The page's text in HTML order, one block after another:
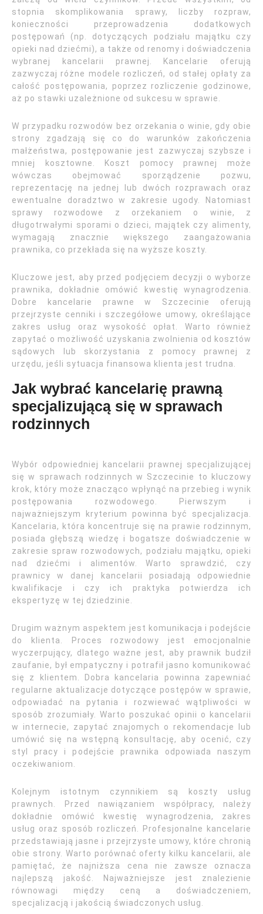
stopnia skomplikowania sprawy, liczby rozpraw,
konieczności przeprowadzenia dodatkowych
postępowań (np. dotyczących podziału majątku czy
opieki nad dziećmi), a także od renomy i doświadczenia
wybranej kancelarii prawnej. Kancelarie oferują
zazwyczaj różne modele rozliczeń, od stałej opłaty za
całość postępowania, poprzez rozliczenie godzinowe,
aż po stawki uzależnione od sukcesu w sprawie.
W przypadku rozwodów bez orzekania o winie, gdy obie
strony zgadzają się co do warunków zakończenia
małżeństwa, postępowanie jest zazwyczaj szybsze i
mniej kosztowne. Koszt pomocy prawnej może
wówczas obejmować sporządzenie pozwu,
reprezentację na jednej lub dwóch rozprawach oraz
ewentualne doradztwo w zakresie ugody. Natomiast
sprawy rozwodowe z orzekaniem o winie, z
długotrwałymi sporami o dzieci, majątek czy alimenty,
wymagają znacznie większego zaangażowania
prawnika, co przekłada się na wyższe koszty.
Kluczowe jest, aby przed podjęciem decyzji o wyborze
prawnika, dokładnie omówić kwestię wynagrodzenia.
Dobre kancelarie prawne w Szczecinie oferują
przejrzyste cenniki i szczegółowe umowy, określające
zakres usług oraz wysokość opłat. Warto również
zapytać o możliwość uzyskania zwolnienia od kosztów
sądowych lub skorzystania z pomocy prawnej z
urzędu, jeśli sytuacja finansowa klienta jest trudna.
Jak wybrać kancelarię prawną
specjalizującą się w sprawach
rodzinnych
Wybór odpowiedniej kancelarii prawnej specjalizującej
się w sprawach rodzinnych w Szczecinie to kluczowy
krok, który może znacząco wpłynąć na przebieg i wynik
postępowania rozwodowego. Pierwszym i
najważniejszym kryterium powinna być specjalizacja.
Kancelaria, która koncentruje się na prawie rodzinnym,
posiada głębszą wiedzę i bogatsze doświadczenie w
zakresie spraw rozwodowych, podziału majątku, opieki
nad dziećmi i alimentów. Warto sprawdzić, czy
prawnicy w danej kancelarii posiadają odpowiednie
kwalifikacje i czy ich praktyka potwierdza ich
ekspertyzę w tej dziedzinie.
Drugim ważnym aspektem jest komunikacja i podejście
do klienta. Proces rozwodowy jest emocjonalnie
wyczerpujący, dlatego ważne jest, aby prawnik budził
zaufanie, był empatyczny i potrafił jasno komunikować
się z klientem. Dobra kancelaria powinna zapewniać
regularne aktualizacje dotyczące postępów w sprawie,
odpowiadać na pytania i rozwiewać wątpliwości w
sposób zrozumiały. Warto poszukać opinii o kancelarii
w internecie, zapytać znajomych o rekomendacje lub
umówić się na wstępną konsultację, aby ocenić, czy
styl pracy i podejście prawnika odpowiada naszym
oczekiwaniom.
Kolejnym istotnym czynnikiem są koszty usług
prawnych. Przed nawiązaniem współpracy, należy
dokładnie omówić kwestię wynagrodzenia, zakres
usług oraz sposób rozliczeń. Profesjonalne kancelarie
przedstawiają jasne i przejrzyste umowy, które chronią
obie strony. Warto porównać oferty kilku kancelarii, ale
pamiętać, że najniższa cena nie zawsze oznacza
najlepszą jakość. Najważniejsze jest znalezienie
równowagi między ceną a doświadczeniem,
specjalizacją i jakością świadczonych usług.